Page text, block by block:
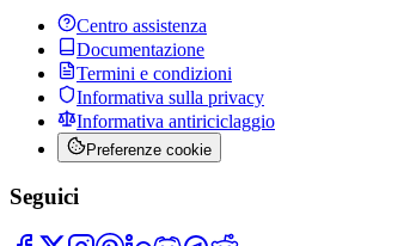
Centro assistenza
Documentazione
Termini e condizioni
Informativa sulla privacy
Informativa antiriciclaggio
Preferenze cookie
Seguici